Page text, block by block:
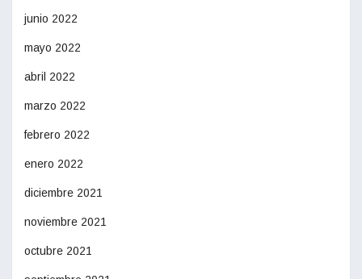
junio 2022
mayo 2022
abril 2022
marzo 2022
febrero 2022
enero 2022
diciembre 2021
noviembre 2021
octubre 2021